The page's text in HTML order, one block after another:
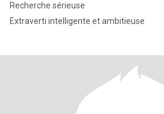
Recherche sérieuse
Extraverti intelligente et ambitieuse